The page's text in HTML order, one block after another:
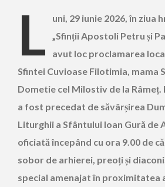
L
uni, 29 iunie 2026, în ziua
„Sfinții Apostoli Petru și
avut loc proclamarea
Sfintei Cuvioase Filotimia, mama
Dometie cel Milostiv de la
a fost precedat de săvârșirea
Liturghii a Sfântului Ioan Gură de
oficiată începând cu ora 9.00 de
sobor de arhierei, preoți și
special amenajat în proximitatea